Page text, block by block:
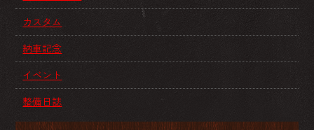
カスタム
納車記念
イベント
整備日誌